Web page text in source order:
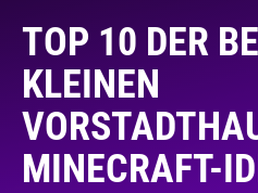
TOP 10 DER
KLEINEN
MINECRAFT-